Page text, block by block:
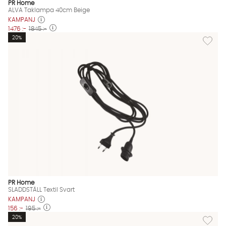
PR Home
ALVA Taklampa 40cm Beige
KAMPANJ
1476 :- 1845 :-
Lägg till
20%
PR Home
SLADDSTÄLL Textil Svart
KAMPANJ
156 :- 195 :-
Lägg
20%